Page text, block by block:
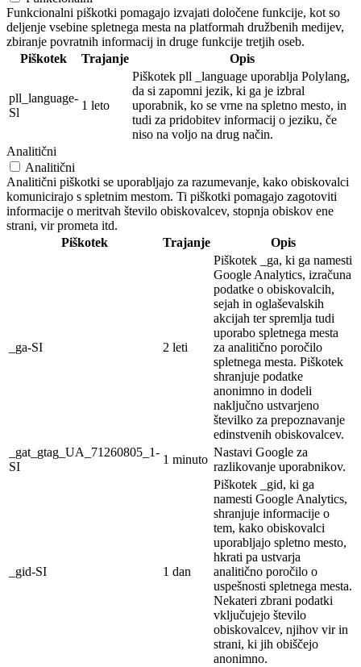
Funkcionalni piškotki pomagajo izvajati določene funkcije, kot so
deljenje vsebine spletnega mesta na platformah družbenih medijev,
zbiranje povratnih informacij in druge funkcije tretjih oseb.
Piškotek
Trajanje Opis
pll_language-
Sl
1 leto
Piškotek pll _language uporablja Polylang,
da si zapomni jezik, ki ga je izbral
uporabnik, ko se vrne na spletno mesto, in
tudi za pridobitev informacij o jeziku, če
niso na voljo na drug način.
Analitični
Analitični
Analitični piškotki se uporabljajo za razumevanje, kako obiskovalci
komunicirajo s spletnim mestom. Ti piškotki pomagajo zagotoviti
informacije o meritvah število obiskovalcev, stopnja obiskov ene
strani, vir prometa itd.
Piškotek
Trajanje Opis
_ga-SI 2 leti
Piškotek _ga, ki ga namesti
Google Analytics, izračuna
podatke o obiskovalcih,
sejah in oglaševalskih
akcijah ter spremlja tudi
uporabo spletnega mesta
za analitično poročilo
spletnega mesta. Piškotek
shranjuje podatke
anonimno in dodeli
naključno ustvarjeno
številko za prepoznavanje
edinstvenih obiskovalcev.
_gat_gtag_UA_71260805_1-
SI
1 minuto
Nastavi Google za
razlikovanje uporabnikov.
_gid-SI 1 dan
Piškotek _gid, ki ga
namesti Google Analytics,
shranjuje informacije o
tem, kako obiskovalci
uporabljajo spletno mesto,
hkrati pa ustvarja
analitično poročilo o
uspešnosti spletnega mesta.
Nekateri zbrani podatki
vključujejo število
obiskovalcev, njihov vir in
strani, ki jih obiščejo
anonimno.